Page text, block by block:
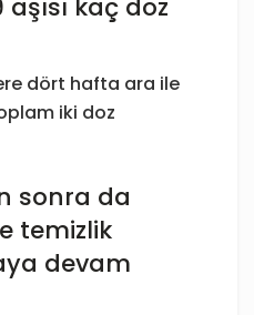
kaç doz
dört hafta ara ile
iki doz
sonra da
temizlik
devam